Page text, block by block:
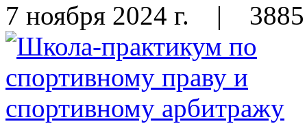
7 ноября 2024 г. | 3885